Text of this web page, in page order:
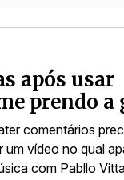
após usar
prendo a
comentários
vídeo no qual
com Pabllo